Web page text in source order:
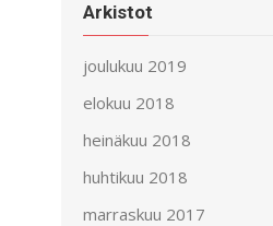
Arkistot
joulukuu 2019
elokuu 2018
heinäkuu 2018
huhtikuu 2018
marraskuu 2017